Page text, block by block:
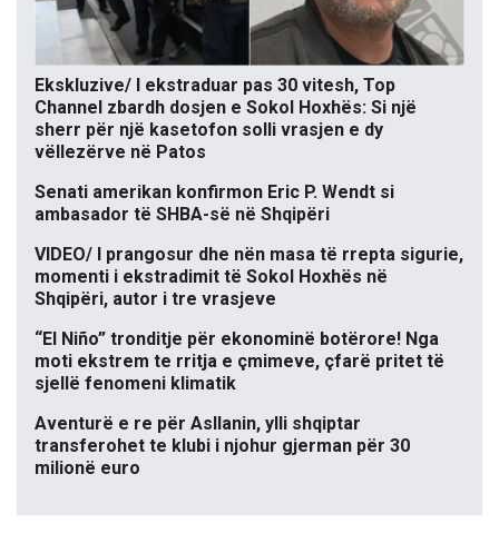
Ekskluzive/ I ekstraduar pas 30 vitesh, Top
Channel zbardh dosjen e Sokol Hoxhës: Si një
sherr për një kasetofon solli vrasjen e dy
vëllezërve në Patos
Senati amerikan konfirmon Eric P. Wendt si
ambasador të SHBA-së në Shqipëri
VIDEO/ I prangosur dhe nën masa të rrepta sigurie,
momenti i ekstradimit të Sokol Hoxhës në
Shqipëri, autor i tre vrasjeve
“El Niño” tronditje për ekonominë botërore! Nga
moti ekstrem te rritja e çmimeve, çfarë pritet të
sjellë fenomeni klimatik
Aventurë e re për Asllanin, ylli shqiptar
transferohet te klubi i njohur gjerman për 30
milionë euro